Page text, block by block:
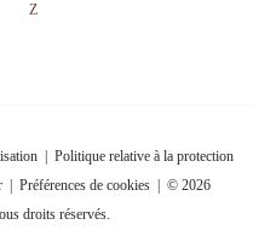
Z
Politique relative à la protection
| Préférences de cookies| © 2026
droits réservés.